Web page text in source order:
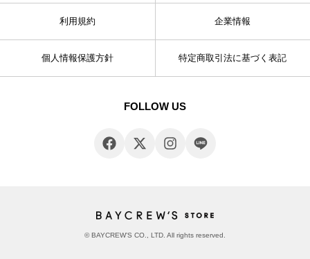
利用規約 企業情報
個人情報保護方針 特定商取引法に基づく表記
FOLLOW US
© BAYCREW’S CO., LTD. All rights reserved.